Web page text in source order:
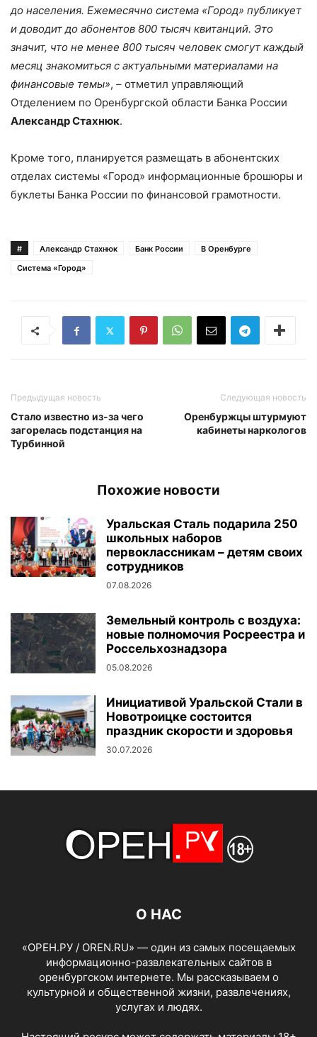
до населения. Ежемесячно система «Город» публикует
и доводит до абонентов 800 тысяч квитанций. Это
значит, что не менее 800 тысяч человек смогут каждый
месяц знакомиться с актуальными материалами на
финансовые темы», – отметил управляющий
Отделением по Оренбургской области Банка России
Александр Стахнюк.
Кроме того, планируется размещать в абонентских
отделах системы «Город» информационные брошюры и
буклеты Банка России по финансовой грамотности.
# Александр Стахнюк Банк России
В Оренбурге
Система «Город»
Предыдущая новость
Стало известно из-за чего
загорелась подстанция на
Турбинной
Следующая новость
Оренбуржцы штурмуют
кабинеты наркологов
Похожие новости
Уральская Сталь подарила 250
школьных наборов
первоклассникам – детям своих
сотрудников
07.08.2026
Земельный контроль с воздуха:
новые полномочия Росреестра и
Россельхознадзора
05.08.2026
Инициативой Уральской Стали в
Новотроицке состоится
праздник скорости и здоровья
30.07.2026
О НАС
«ОРЕН.РУ / OREN.RU» — один из самых посещаемых
информационно-развлекательных сайтов в
оренбургском интернете. Мы рассказываем о
культурной и общественной жизни, развлечениях,
услугах и людях.